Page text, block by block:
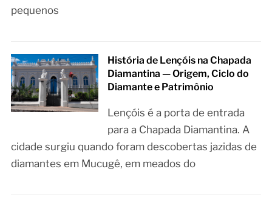
pequenos
História de Lençóis na Chapada
Diamantina — Origem, Ciclo do
Diamante e Patrimônio
Lençóis é a porta de entrada
para a Chapada Diamantina. A
cidade surgiu quando foram descobertas jazidas de
diamantes em Mucugê, em meados do